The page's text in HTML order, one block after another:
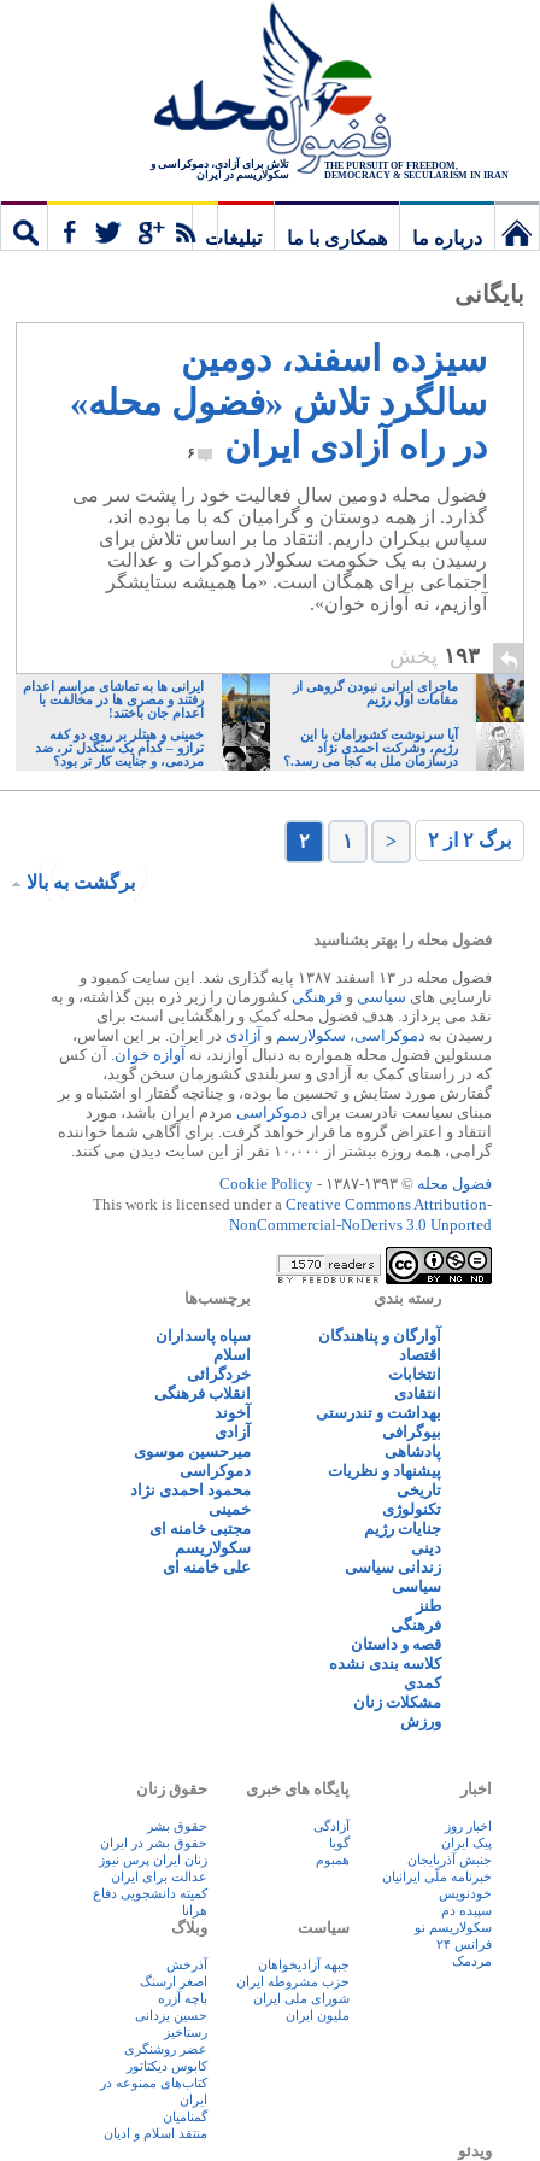
THE PURSUIT OF FREEDOM,
DEMOCRACY & SECULARISM IN IRAN
تلاش برای آزادی، دموکراسی و
سکولاریسم در ایران
درباره ما همکاری با ما
تبلیغات
بایگانی
سیزده اسفند، دومین
سالگرد تلاش «فضول محله»
در راه آزادی ایران
۶
فضول محله دومین سال فعالیت خود را پشت سر می
گذارد. از همه دوستان و گرامیان که با ما بوده اند،
سپاس بیکران داریم. انتقاد ما بر اساس تلاش برای
رسیدن به یک حکومت سکولار دموکرات و عدالت
اجتماعی برای همگان است. «ما همیشه ستایشگر
آوازیم، نه آوازه خوان».
۱۹۳ پخش
ماجرای ایرانی نبودن گروهی از
مقامات اول رژیم
ایرانی ها به تماشای مراسم اعدام
رفتند و مصری ها در مخالفت با
اعدام جان باختند!
آیا سرنوشت کشورامان با این
رژیم، وشرکت احمدی نژاد
درسازمان ملل به کجا می رسد.؟
خمینی و هیتلر بر روی دو کفه
ترازو – کدام یک سنگدل تر، ضد
مردمی، و جنایت کار تر بود؟
برگ ۲ از ۲ < ۱
۲
برگشت به بالا
فضول محله را بهتر بشناسید
فضول محله در ۱۳ اسفند ۱۳۸۷ پایه گذاری شد. این سایت کمبود و
نارسایی های سیاسی و فرهنگیکشورمان را زیر ذره بین گذاشته، و به
نقد می پردازد. هدف فضول محله کمک و راهگشایی است برای
رسیدن به دموکراسی، سکولارسم و آزادی در ایران. بر این اساس،
مسئولین فضول محله همواره به دنبال آوازند، نه آوازه خوان. آن کس
که در راستای کمک به آزادی و سربلندی کشورمان سخن گوید،
گفتارش مورد ستایش و تحسین ما بوده، و چنانچه گفتار او اشتباه و بر
مبنای سیاست نادرست برای دموکراسی مردم ایران باشد، مورد
انتقاد و اعتراض گروه ما قرار خواهد گرفت. برای آگاهی شما خواننده
گرامی، همه روزه بیشتر از ۱۰،۰۰۰ نفر از این سایت دیدن می کنند.
فضول محله © ۱۳۹۳-۱۳۸۷ -
Cookie Policy
This work is licensed under a Creative Commons Attribution-
NonCommercial-NoDerivs 3.0 Unported
رسته بندي
آوارگان و پناهندگان
اقتصاد
انتخابات
انتقادی
بهداشت و تندرستی
بیوگرافی
پادشاهی
پیشنهاد و نظریات
تاریخی
تکنولوژی
جنایات رژیم
دینی
زندانی سیاسی
سیاسی
طنز
فرهنگی
قصه و داستان
کلاسه بندی نشده
کمدی
مشکلات زنان
ورزش
برچسب‌ها
سپاه پاسداران
اسلام
خردگرائی
انقلاب فرهنگی
آخوند
آزادی
میرحسین موسوی
دموکراسی
محمود احمدی نژاد
خمینی
مجتبی خامنه ای
سکولاریسم
علی خامنه ای
اخبار
اخبار روز
پيک ايران
جنبش آذربایجان
خبرنامه ملّی ایرانیان
خودنویس
سپیده دم
سکولاریسم نو
فرانس ۲۴
مردمک
پایگاه های خبری
آزادگی
گویا
همبوم
حقوق زنان
حقوق بشر
حقوق بشر در ایران
زنان ايران پرس نيوز
عدالت برای ایران
کمیته دانشجویی دفاع
هرانا
سیاست
جبهه آزادیخواهان
حزب مشروطه ایران
شورای ملی ایران
ملیون ایران
وبلاگ
آذرخش
اصغر ارسنگ
باچه آزره
حسین یزدانی
رستاخیز
عضر روشنگری
کابوس دیکتاتور
کتاب‌های ممنوعه در
ایران
گمنامیان
منتقد اسلام و ادیان
ویدئو